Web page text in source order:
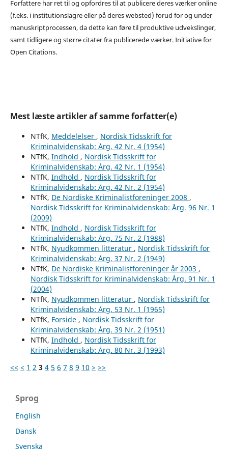
Forfattere har ret til og opfordres til at publicere deres værker online
(f.eks. i institutionslagre eller på deres websted) forud for og under
manuskriptprocessen, da dette kan føre til produktive udvekslinger,
samt tidligere og større citater fra publicerede værker. Initiative for
Open Citations.
Mest læste artikler af samme forfatter(e)
NTfK, Meddelelser , Nordisk Tidsskrift for
Kriminalvidenskab: Årg. 42 Nr. 4 (1954)
NTfK, Indhold , Nordisk Tidsskrift for
Kriminalvidenskab: Årg. 42 Nr. 1 (1954)
NTfK, Indhold , Nordisk Tidsskrift for
Kriminalvidenskab: Årg. 42 Nr. 2 (1954)
NTfK, De Nordiske Kriminalistforeninger 2008 ,
Nordisk Tidsskrift for Kriminalvidenskab: Årg. 96 Nr. 1
(2009)
NTfK, Indhold , Nordisk Tidsskrift for
Kriminalvidenskab: Årg. 75 Nr. 2 (1988)
NTfK, Nyudkommen litteratur , Nordisk Tidsskrift for
Kriminalvidenskab: Årg. 37 Nr. 2 (1949)
NTfK, De Nordiske Kriminalistforeninger år 2003 ,
Nordisk Tidsskrift for Kriminalvidenskab: Årg. 91 Nr. 1
(2004)
NTfK, Nyudkommen litteratur , Nordisk Tidsskrift for
Kriminalvidenskab: Årg. 53 Nr. 1 (1965)
NTfK, Forside , Nordisk Tidsskrift for
Kriminalvidenskab: Årg. 39 Nr. 2 (1951)
NTfK, Indhold , Nordisk Tidsskrift for
Kriminalvidenskab: Årg. 80 Nr. 3 (1993)
<< < 1 2 3 4 5 6 7 8 9 10 > >>
Sprog
English
Dansk
Svenska